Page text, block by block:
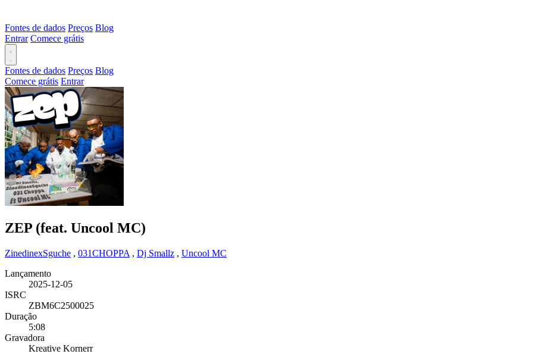
Fontes de dados Preços Blog
Entrar Comece grátis
Fontes de dados Preços Blog
Comece grátis Entrar
ZEP (feat. Uncool MC)
ZinedinexSguche , 031CHOPPA , Dj Smallz , Uncool MC
Lançamento
2025-12-05
ISRC
ZBM6C2500025
Duração
5:08
Gravadora
Kreative Kornerr